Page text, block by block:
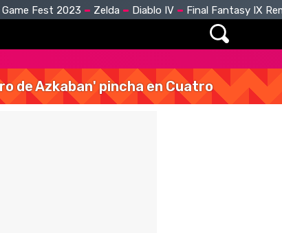
Game Fest 2023 Zelda Diablo IV Final Fantasy IX
de Azkaban' pincha en Cuatro